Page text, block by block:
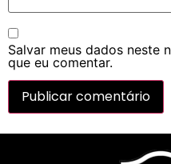
Salvar meus dados neste
que eu comentar.